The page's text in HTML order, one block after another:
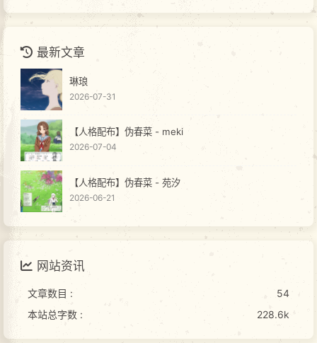
最新文章
琳琅
2026-07-31
【人格配布】伪春菜 - meki
2026-07-04
【人格配布】伪春菜 - 苑汐
2026-06-21
网站资讯
文章数目 :
54
本站总字数 :
228.6k